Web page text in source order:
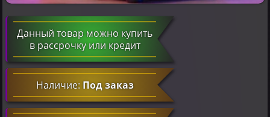
Данный товар можно купить
в рассрочку или кредит
Наличие:Под заказ